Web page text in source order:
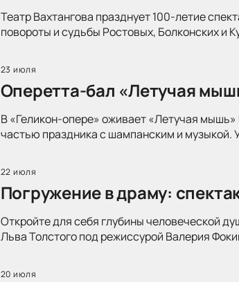
Театр Вахтангова празднует 100-летие
повороты и судьбы Ростовых, Болконских и
23 июля
Оперетта-бал «Летучая
В «Геликон-опере» оживает «Летучая
частью праздника с шампанским и музыкой.
22 июля
Погружение в драму:
Откройте для себя глубины человеческой
Льва Толстого под режиссурой Валерия
20 июля